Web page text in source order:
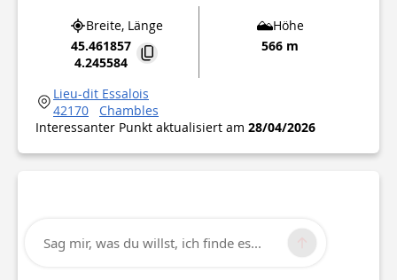
Breite, Länge
45.461857
4.245584
Höhe
566 m
Lieu-dit Essalois
42170
Chambles
Interessanter Punkt aktualisiert am 28/04/2026
Sag mir, was du willst, ich finde es...